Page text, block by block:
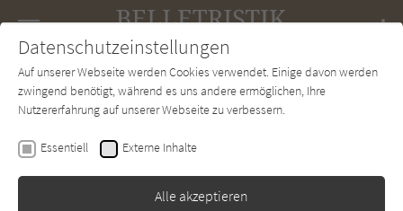
SUCHE Forum Charts Newsletter
Fatma Aydemir
Dschinns
Erschienen: Februar 2022 Bibliogr. Angaben
Datenschutzeinstellungen
Auf unserer Webseite werden Cookies verwendet. Einige davon werden
zwingend benötigt, während es uns andere ermöglichen, Ihre
Nutzererfahrung auf unserer Webseite zu verbessern.
Essentiell Externe Inhalte
Alle akzeptieren